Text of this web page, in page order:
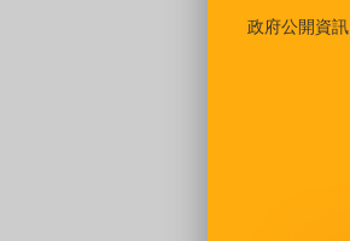
政府公開資訊